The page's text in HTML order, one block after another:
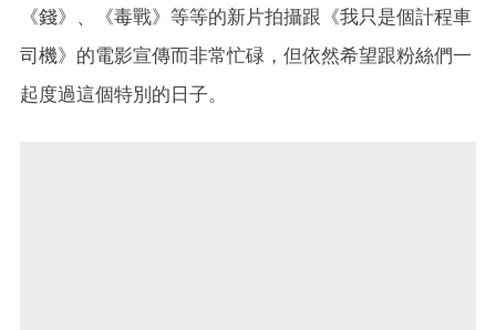
《錢》、《毒戰》等等的新片拍攝跟《我只是個計程車
司機》的電影宣傳而非常忙碌，但依然希望跟粉絲們一
起度過這個特別的日子。